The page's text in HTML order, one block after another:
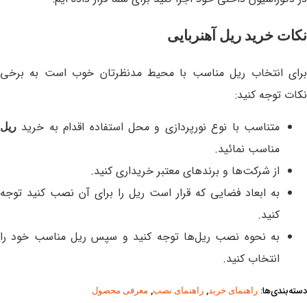
نکات خرید ریل آهنربایی
برای انتخاب ریل مناسب با محیط مدنظرتان خوب است به برخی
نکات توجه کنید:
متناسب با نوع نورپردازی و محل استفاده اقدام به خرید ریل
مناسب نمائید.
از شرکت‌ها و برندهای معتبر خریداری کنید.
به ابعاد فضایی که قرار است ریل را برای آن نصب کنید توجه
کنید.
به نحوه نصب ریل‌ها توجه کنید و سپس ریل مناسب خود را
انتخاب کنید.
دسته‌بندی‌ها: راهنمای خرید, راهنمای نصب, معرفی محصول